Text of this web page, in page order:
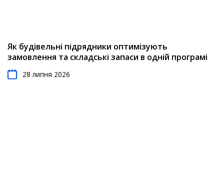
Як будівельні підрядники оптимізують
замовлення та складські запаси в одній програмі
28 липня 2026